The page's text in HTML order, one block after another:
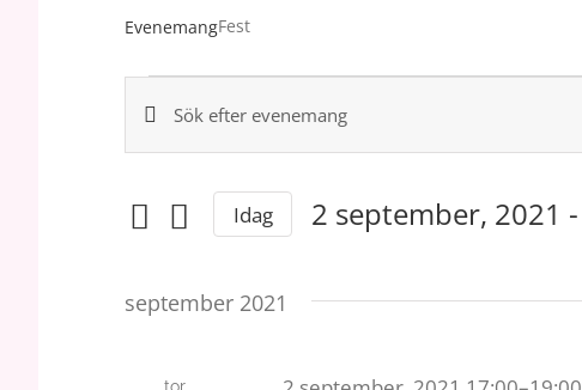
EvenemangFest
Evenemang
Evenemang
Search
Views
Ange
Sök
Evenemang
efter
Idag 2 september, 2021 -
september 2021